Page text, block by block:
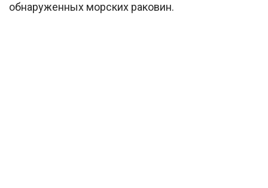
обнаруженных морских раковин.